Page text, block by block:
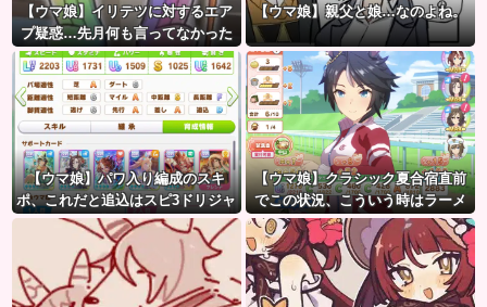
【ウマ娘】イリテツに対するエア
プ疑惑…先月何も言ってなかった
のに今月急にスピ3言い出したのが
怪しいよな。
【ウマ娘】親父と娘…なのよね。
【ウマ娘】パワ入り編成のスキ
ポ、これだと追込はスピ3ドリジャ
とあんまり変わらないのでは？
【ウマ娘】クラシック夏合宿直前
でこの状況、こういう時はラーメ
ン食べてもいいのかな？